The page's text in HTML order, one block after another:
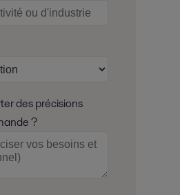
des précisions
?